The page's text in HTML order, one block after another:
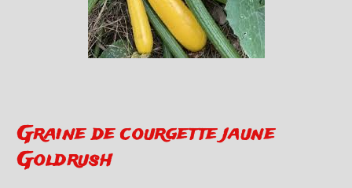
Graine de courgette jaune
Goldrush